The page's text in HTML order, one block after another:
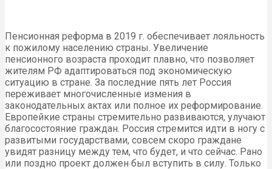
Пенсионная реформа в 2019 г. обеспечивает лояльность
к пожилому населению страны. Увеличение
пенсионного возраста проходит плавно, что позволяет
жителям РФ адаптироваться под экономическую
ситуацию в стране. За последние пять лет Россия
переживает многочисленные измения в
законодательных актах или полное их реформирование.
Европейкие страны стремительно развиваются, улучают
благосостояние граждан. Россия стремится идти в ногу с
развитыми государствами, совсем скоро граждане
увидят разницу между тем, что будет, и что сейчас. Рано
или поздно проект должен был вступить в силу. Только